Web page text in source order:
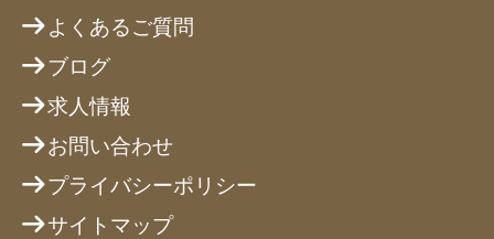
よくあるご質問
ブログ
求人情報
お問い合わせ
プライバシーポリシー
サイトマップ